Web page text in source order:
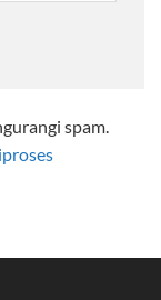
spam.